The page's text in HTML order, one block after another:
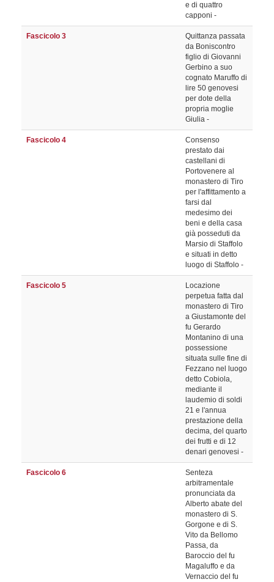
e di quattro
capponi -
Fascicolo 3
Quittanza passata
da Boniscontro
figlio di Giovanni
Gerbino a suo
cognato Maruffo di
lire 50 genovesi
per dote della
propria moglie
Giulia -
Fascicolo 4
Consenso
prestato dai
castellani di
Portovenere al
monastero di Tiro
per l'affittamento a
farsi dal
medesimo dei
beni e della casa
già posseduti da
Marsio di Staffolo
e situati in detto
luogo di Staffolo -
Fascicolo 5
Locazione
perpetua fatta dal
monastero di Tiro
a Giustamonte del
fu Gerardo
Montanino di una
possessione
situata sulle fine di
Fezzano nel luogo
detto Cobiola,
mediante il
laudemio di soldi
21 e l'annua
prestazione della
decima, del quarto
dei frutti e di 12
denari genovesi -
Fascicolo 6
Senteza
arbitramentale
pronunciata da
Alberto abate del
monastero di S.
Gorgone e di S.
Vito da Bellomo
Passa, da
Baroccio del fu
Magaluffo e da
Vernaccio del fu